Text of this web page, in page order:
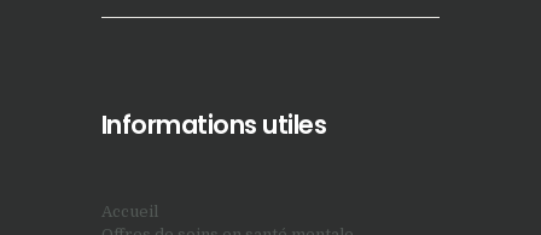
Informations utiles
Accueil